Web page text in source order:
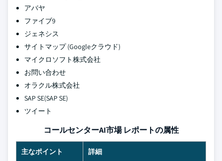
アバヤ
ファイブ9
ジェネシス
サイトマップ (Googleクラウド)
マイクロソフト株式会社
お問い合わせ
オラクル株式会社
SAP SE(SAP SE)
ツイート
コールセンターAI市場 レポートの属性
主なポイント 詳細